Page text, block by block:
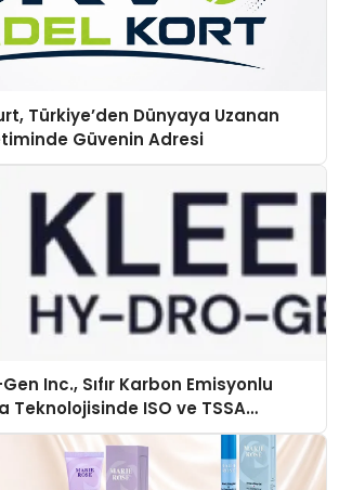
Türkiye’den Dünyaya Uzanan
Güvenin Adresi
Inc., Sıfır Karbon Emisyonlu
Teknolojisinde ISO ve TSSA
Aldı